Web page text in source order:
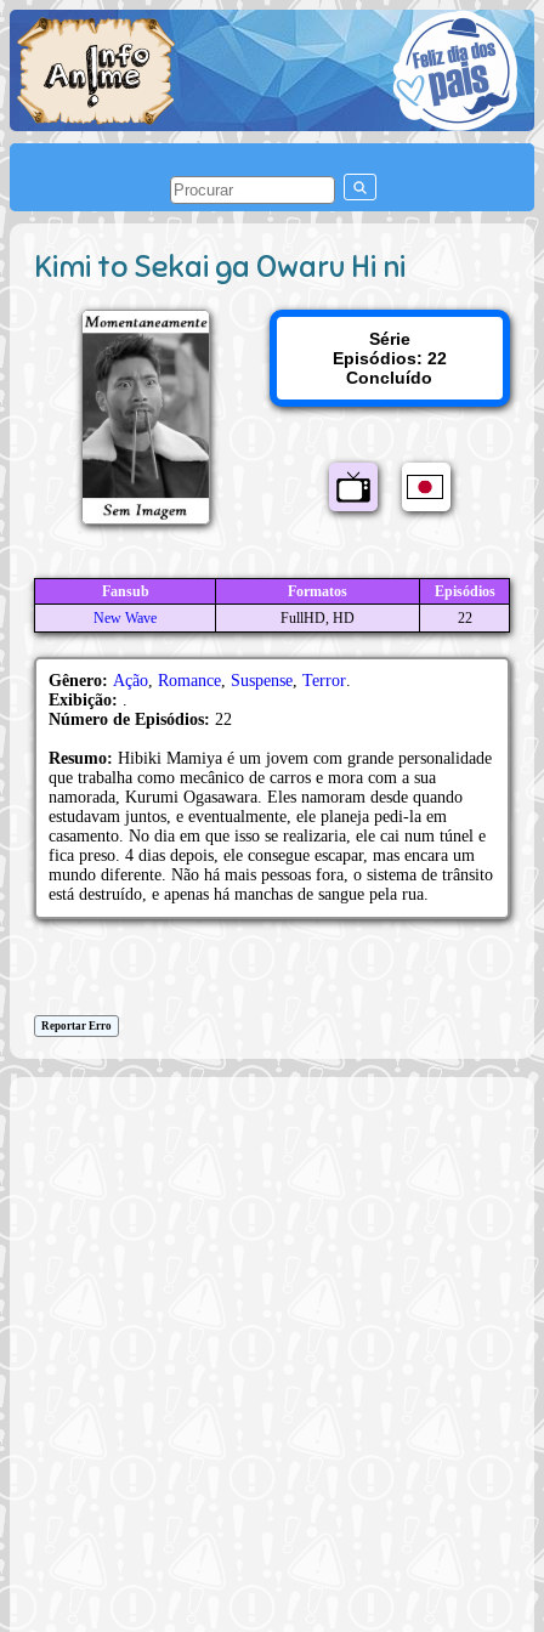
Kimi to Sekai ga Owaru Hi ni
Série
Episódios: 22
Concluído
Fansub Formatos
Episódios
New Wave
FullHD, HD 22
Gênero: Ação Romance Suspense Terror
Exibição:
Número de Episódios: 22
Resumo: Hibiki Mamiya é um jovem com grande personalidade
que trabalha como mecânico de carros e mora com a sua
namorada, Kurumi Ogasawara. Eles namoram desde quando
estudavam juntos, e eventualmente, ele planeja pedi-la em
casamento. No dia em que isso se realizaria, ele cai num túnel e
fica preso. 4 dias depois, ele consegue escapar, mas encara um
mundo diferente. Não há mais pessoas fora, o sistema de trânsito
está destruído, e apenas há manchas de sangue pela rua.
Reportar Erro